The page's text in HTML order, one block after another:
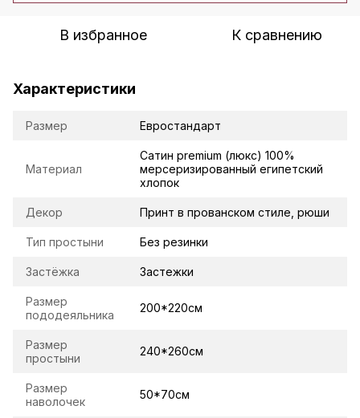
В избранное К сравнению
Характеристики
Размер Евростандарт
Материал
Сатин premium (люкс) 100%
мерсеризированный египетский
хлопок
Декор Принт в прованском стиле, рюши
Тип простыни Без резинки
Застёжка Застежки
Размер
пододеяльника
200*220см
Размер
простыни
240*260см
Размер
наволочек
50*70см